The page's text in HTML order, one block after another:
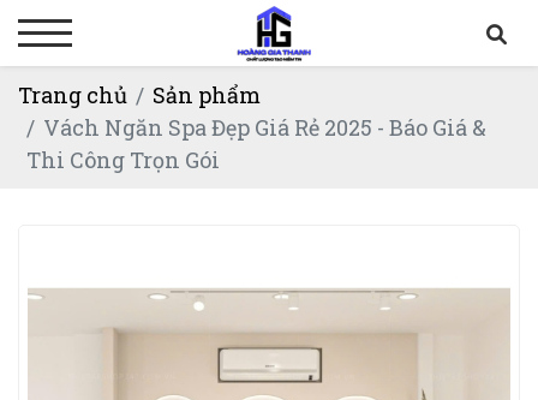
Trang chủ
Sản phẩm
Vách Ngăn Spa Đẹp Giá Rẻ 2025 - Báo Giá &
Thi Công Trọn Gói